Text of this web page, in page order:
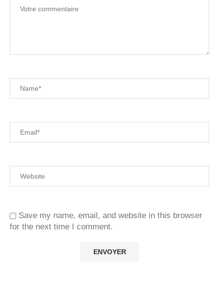
Save my name, email, and website in this browser
for the next time I comment.